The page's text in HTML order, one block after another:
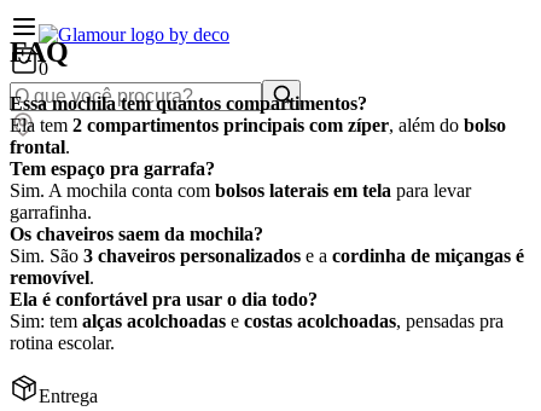
0
FAQ
Essa mochila tem quantos compartimentos?
Ela tem 2 compartimentos principais com zíper, além do bolso
frontal.
Tem espaço pra garrafa?
Sim. A mochila conta com bolsos laterais em tela para levar
garrafinha.
Os chaveiros saem da mochila?
Sim. São 3 chaveiros personalizados e a cordinha de miçangas é
removível.
Ela é confortável pra usar o dia todo?
Sim: tem alças acolchoadas e costas acolchoadas, pensadas pra
rotina escolar.
Entrega